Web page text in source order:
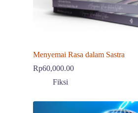
Menyemai Rasa dalam Sastra
Rp60,000.00
Fiksi